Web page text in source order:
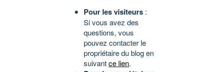
Pour les visiteurs :
Si vous avez des
questions, vous
pouvez contacter le
propriétaire du blog en
suivantce lien.